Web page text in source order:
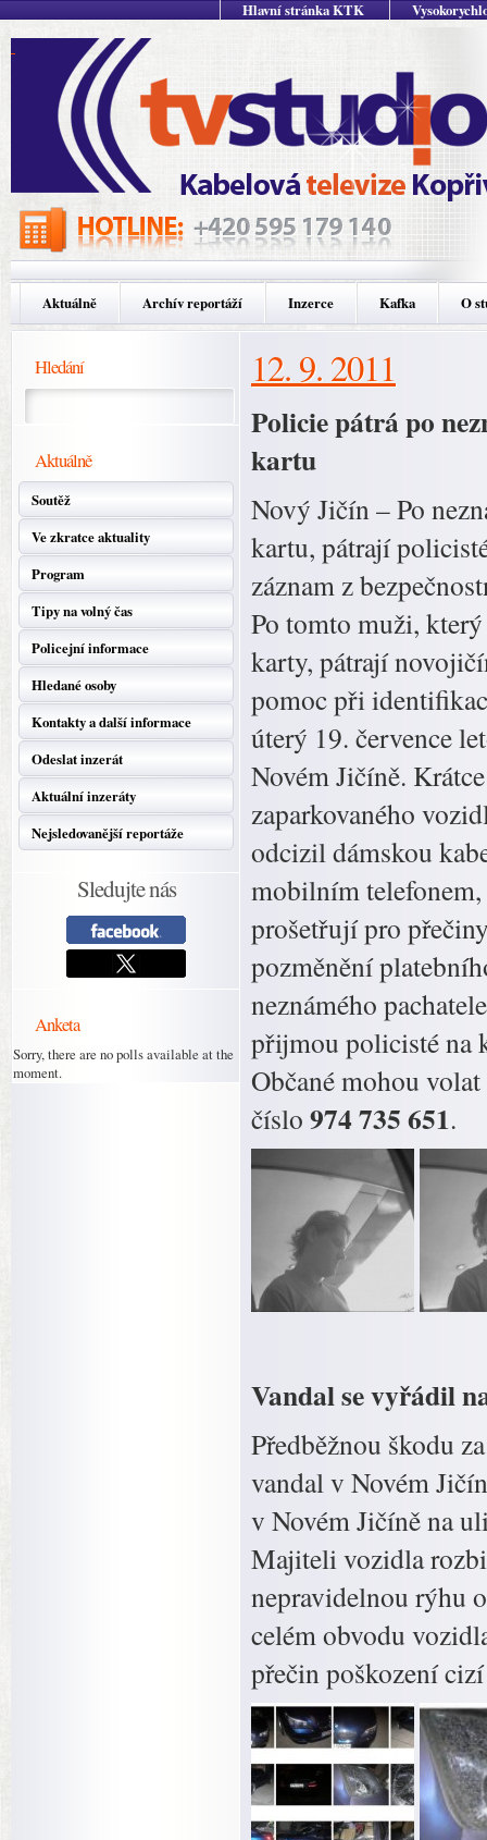
Hlavní stránka KTK
Aktuálně Archív reportáží Inzerce Kafka O
Hledání
Aktuálně
Soutěž
Ve zkratce aktuality
Program
Tipy na volný čas
Policejní informace
Hledané osoby
Kontakty a další informace
Odeslat inzerát
Aktuální inzeráty
Nejsledovanější reportáže
Sledujte nás
Anketa
Sorry, there are no polls available at the
moment.
12. 9. 2011
Policie pátrá po
kartu
Nový Jičín – Po
kartu, pátrají
záznam z
Po tomto muži,
karty, pátrají
pomoc při
úterý 19. července
Novém Jičíně.
zaparkovaného
odcizil dámskou
mobilním
prošetřují pro
pozměnění
neznámého
přijmou policisté na
Občané mohou
číslo 974 735 651.
Vandal se vyřádil
Předběžnou škodu
vandal v Novém
v Novém Jičíně na
Majiteli vozidla
nepravidelnou rýhu
celém obvodu
přečin poškození